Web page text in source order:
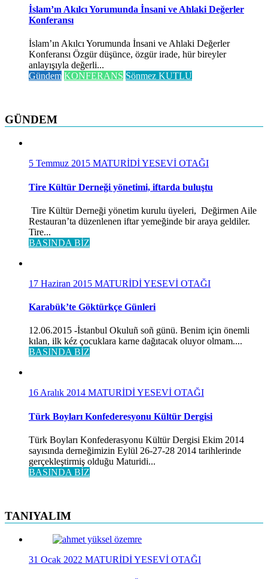
İslam’ın Akılcı Yorumunda İnsani ve Ahlaki Değerler
Konferansı
İslam’ın Akılcı Yorumunda İnsani ve Ahlaki Değerler
Konferansı Özgür düşünce, özgür irade, hür bireyler
anlayışıyla değerli...
Gündem KONFERANS Sönmez KUTLU
GÜNDEM
5 Temmuz 2015 MATURİDİ YESEVİ OTAĞI
Tire Kültür Derneği yönetimi, iftarda buluştu
Tire Kültür Derneği yönetim kurulu üyeleri, Değirmen Aile
Restauran’ta düzenlenen iftar yemeğinde bir araya geldiler.
Tire...
BASINDA BİZ
17 Haziran 2015 MATURİDİ YESEVİ OTAĞI
Karabük’te Göktürkçe Günleri
12.06.2015 -İstanbul Okuluñ soñ günü. Benim için önemli
kılan, ilk kéz çocuklara karne dağıtacak oluyor olmam....
BASINDA BİZ
16 Aralık 2014 MATURİDİ YESEVİ OTAĞI
Türk Boyları Konfederesyonu Kültür Dergisi
Türk Boyları Konfederasyonu Kültür Dergisi Ekim 2014
sayısında derneğimizin Eylül 26-27-28 2014 tarihlerinde
gerçekleştirmiş olduğu Maturidi...
BASINDA BİZ
TANIYALIM
31 Ocak 2022 MATURİDİ YESEVİ OTAĞI